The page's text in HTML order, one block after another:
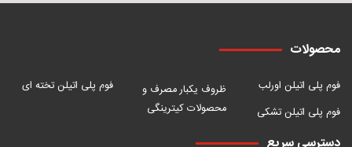
محصولات
فوم پلی اتیلن اورلب
فوم پلی اتیلن تشکی
ظروف یکبار مصرف و
محصولات کیترینگی
فوم پلی اتیلن تخته ای